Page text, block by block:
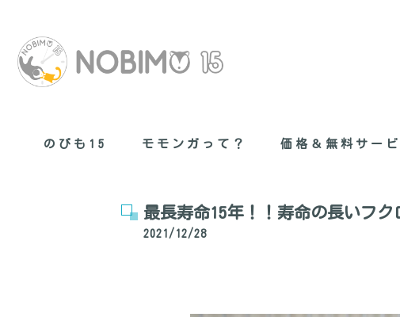
のびも15 モモンガって？ 価格＆無料サービ
最長寿命15年！！寿命の長いフ
2021/12/28